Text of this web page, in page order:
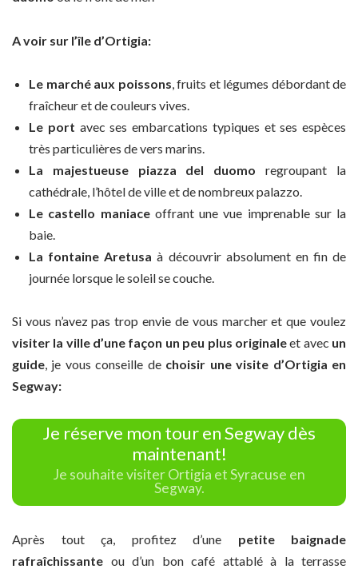
A voir sur l’île d’Ortigia:
Le marché aux poissons, fruits et légumes débordant de
fraîcheur et de couleurs vives.
Le port avec ses embarcations typiques et ses espèces
très particulières de vers marins.
La majestueuse piazza del duomo regroupant la
cathédrale, l’hôtel de ville et de nombreux palazzo.
Le castello maniaceoffrant une vue imprenable sur la
baie.
La fontaine Aretusa à découvrir absolument en fin de
journée lorsque le soleil se couche.
Si vous n’avez pas trop envie de vous marcher et que voulez
visiter la ville d’une façon un peu plus originaleet avec un
guide, je vous conseille de choisir une visite d’Ortigia en
Segway:
Je réserve mon tour en Segway dès
maintenant!
Je souhaite visiter Ortigia et Syracuse en
Segway.
Après tout ça, profitez d’une petite baignade
rafraîchissante ou d’un bon café attablé à la terrasse